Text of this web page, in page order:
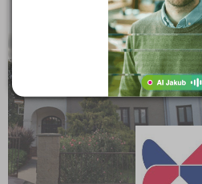
Třebíč (3)
Uherské Hradiště (5)
Ústí nad Labem (1)
Ústí nad Orlicí (1)